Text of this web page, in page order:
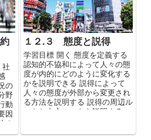
の
野
動
因
の
よ
１２.３ 態度と説得
学習目標 開く 態度を定義する
認知的不協和によって人々の態
度が内的にどのように変化する
かを説明できる 説得によって
人々の態度が外部から変更され
る方法を説明する 説得の周辺ル
ートと中心ルートを説明する...